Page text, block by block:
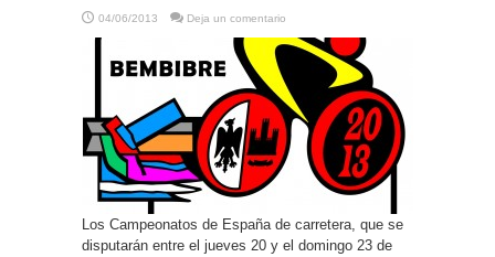
04/06/2013 Deja un comentario
Los Campeonatos de España de carretera, que se
disputarán entre el jueves 20 y el domingo 23 de